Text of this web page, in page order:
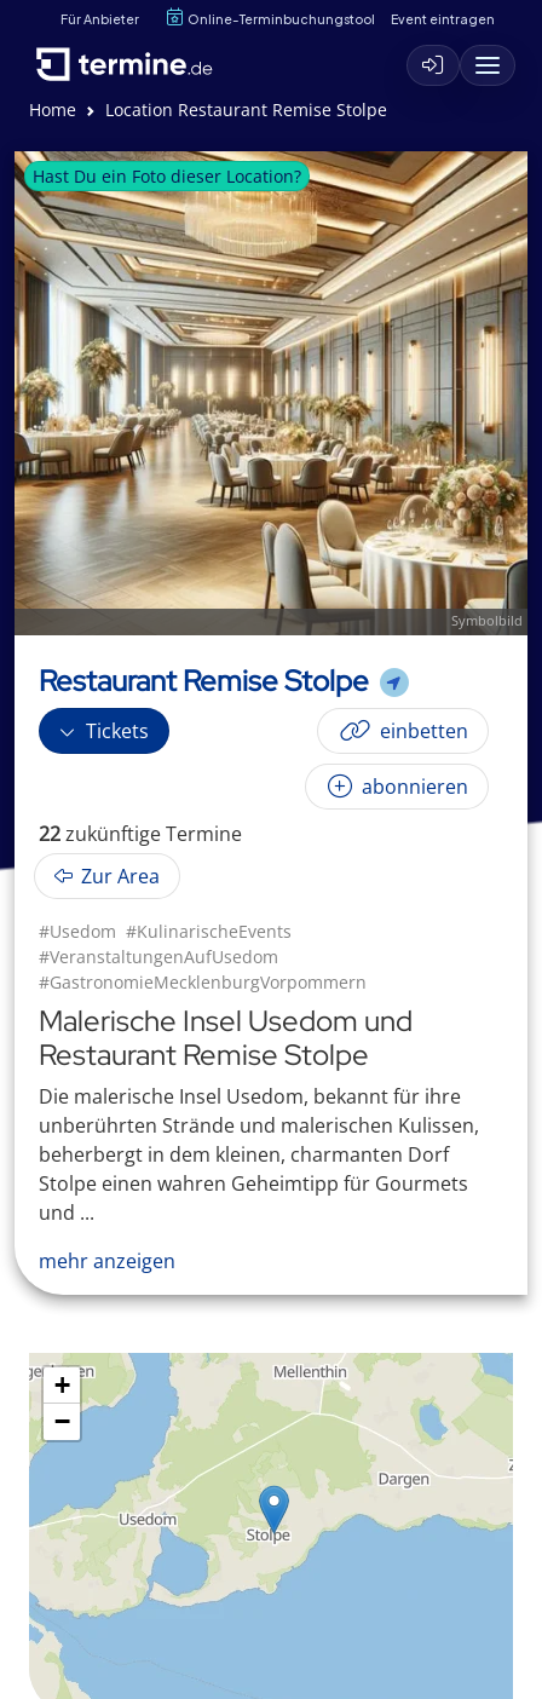
Für Anbieter Online-Terminbuchungstool Event eintragen
Home Location Restaurant Remise Stolpe
Symbolbild
Hast Du ein Foto dieser Location?
Restaurant Remise Stolpe
Tickets einbetten
abonnieren
22zukünftigeTermine
Zur Area
#Usedom #KulinarischeEvents
#VeranstaltungenAufUsedom
#GastronomieMecklenburgVorpommern
Malerische Insel Usedom und
Restaurant Remise Stolpe
Die malerische Insel Usedom, bekannt für ihre
unberührten Strände und malerischen Kulissen,
beherbergt in dem kleinen, charmanten Dorf
Stolpe einen wahren Geheimtipp für Gourmets
und ...
mehr anzeigen
+
−